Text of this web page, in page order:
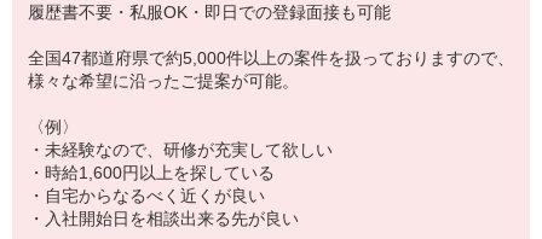
履歴書不要・私服OK・即日での登録面接も可能
全国47都道府県で約5,000件以上の案件を扱っておりますので、
様々な希望に沿ったご提案が可能。
〈例〉
・未経験なので、研修が充実して欲しい
・時給1,600円以上を探している
・自宅からなるべく近くが良い
・入社開始日を相談出来る先が良い